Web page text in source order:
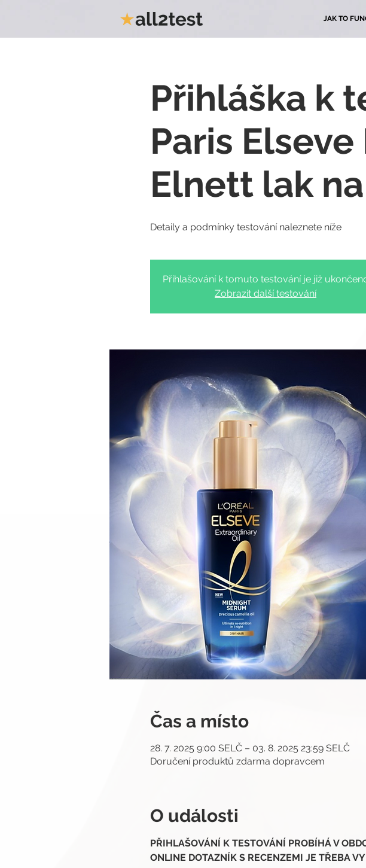
JAK TO
Přihláška k
Paris
Elnett lak
Detaily a podmínky testování naleznete níže
Přihlašování k tomuto testování je již
Zobrazit další testování
Čas a místo
28. 7. 2025 9:00 SELČ – 03. 8. 2025 23:59 SELČ
Doručení produktů zdarma dopravcem
O události
PŘIHLAŠOVÁNÍ K TESTOVÁNÍ PROBÍHÁ V
ONLINE DOTAZNÍK S RECENZEMI JE TŘEBA